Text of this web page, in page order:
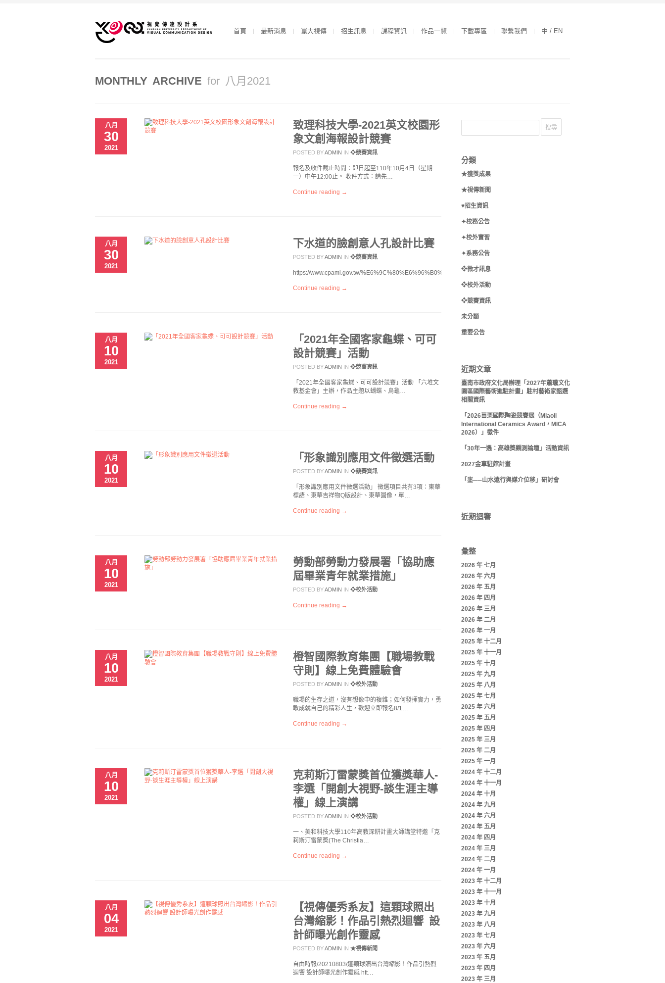
首頁 最新消息 崑大視傳 招生訊息 課程資訊 作品一覽 下載專區 聯繫我們 中 / EN
MONTHLY ARCHIVE for 八月2021
八月
30
2021
致理科技大學-2021英文校園形
象文創海報設計競賽
POSTED BYADMIN IN ❖競賽資訊
報名及收件截止時間：即日起至110年10月4日（星期
一）中午12:00止。 收件方式：請先…
Continue reading →
八月
30
2021
下水道的臉創意人孔設計比賽
POSTED BYADMIN IN ❖競賽資訊
https://www.cpami.gov.tw/%E6%9C%80%E6%96%B0%E…
Continue reading →
八月
10
2021
「2021年全國客家龜蝶、可可
設計競賽」活動
POSTED BYADMIN IN ❖競賽資訊
「2021年全國客家龜蝶、可可設計競賽」活動 「六堆文
教基金會」主辦，作品主題以蝴蝶、烏龜…
Continue reading →
八月
10
2021
「形象識別應用文件徵選活動
POSTED BYADMIN IN ❖競賽資訊
「形象識別應用文件徵選活動」 徵選項目共有3項：東華
標語、東華吉祥物Q版設計、東華圖像，單…
Continue reading →
八月
10
2021
勞動部勞動力發展署「協助應
屆畢業青年就業措施」
POSTED BYADMIN IN ❖校外活動
Continue reading →
八月
10
2021
橙智國際教育集團【職場教戰
守則】線上免費體驗會
POSTED BYADMIN IN ❖校外活動
職場的生存之道，沒有想像中的複雜；如何發揮實力，勇
敢成就自己的精彩人生，歡迎立即報名8/1…
Continue reading →
八月
10
2021
克莉斯汀雷蒙獎首位獲獎華人-
李選「開創大視野-談生涯主導
權」線上演講
POSTED BYADMIN IN ❖校外活動
一、美和科技大學110年高教深耕計畫大師講堂特邀「克
莉斯汀雷蒙獎(The Christia…
Continue reading →
八月
04
2021
【視傳優秀系友】這顆球照出
台灣縮影！作品引熱烈迴響 設
計師曝光創作靈感
POSTED BYADMIN IN ★視傳新聞
自由時報/20210803/這顆球照出台灣縮影！作品引熱烈
迴響 設計師曝光創作靈感 htt…
分類
★獲獎成果
★視傳新聞
♥招生資訊
✦校務公告
✦校外實習
✦系務公告
❖徵才訊息
❖校外活動
❖競賽資訊
未分類
重要公告
近期文章
臺南市政府文化局辦理「2027年蕭瓏文化
園區國際藝術進駐計畫」駐村藝術家甄選
相關資訊
「2026苗栗國際陶瓷競賽展（Miaoli
International Ceramics Award，MICA
2026）」徵件
「30年一遇：高雄獎觀測論壇」活動資訊
2027金車駐館計畫
「埊──山水遠行與媒介位移」研討會
近期迴響
彙整
2026 年 七月
2026 年 六月
2026 年 五月
2026 年 四月
2026 年 三月
2026 年 二月
2026 年 一月
2025 年 十二月
2025 年 十一月
2025 年 十月
2025 年 九月
2025 年 八月
2025 年 七月
2025 年 六月
2025 年 五月
2025 年 四月
2025 年 三月
2025 年 二月
2025 年 一月
2024 年 十二月
2024 年 十一月
2024 年 十月
2024 年 九月
2024 年 六月
2024 年 五月
2024 年 四月
2024 年 三月
2024 年 二月
2024 年 一月
2023 年 十二月
2023 年 十一月
2023 年 十月
2023 年 九月
2023 年 八月
2023 年 七月
2023 年 六月
2023 年 五月
2023 年 四月
2023 年 三月